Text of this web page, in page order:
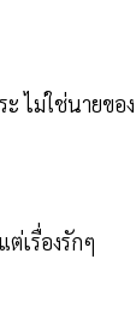
ไม่ใช่นายของ
เรื่องรักๆ